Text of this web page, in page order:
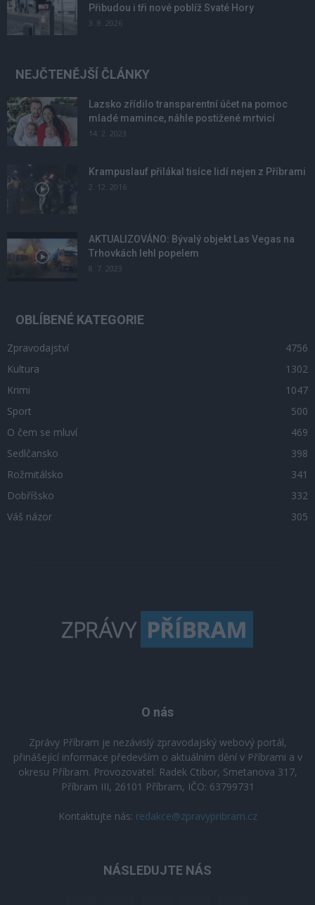
Přibudou i tři nové poblíž Svaté Hory
3. 8. 2026
NEJČTENĚJŠÍ ČLÁNKY
Lazsko zřídilo transparentní účet na pomoc
mladé mamince, náhle postižené mrtvicí
14. 2. 2023
Krampuslauf přilákal tisíce lidí nejen z Příbrami
2. 12. 2016
AKTUALIZOVÁNO: Bývalý objekt Las Vegas na
Trhovkách lehl popelem
8. 7. 2023
OBLÍBENÉ KATEGORIE
Zpravodajství
4756
Kultura
1302
Krimi
1047
Sport
500
O čem se mluví
469
Sedlčansko
398
Rožmitálsko
341
Dobříšsko
332
Váš názor
305
O nás
Zprávy Příbram je nezávislý zpravodajský webový portál,
přinášející informace především o aktuálním dění v Příbrami a v
okresu Příbram. Provozovatel: Radek Ctibor, Smetanova 317,
Příbram III, 26101 Příbram, IČO: 63799731
Kontaktujte nás: redakce@zpravypribram.cz
NÁSLEDUJTE NÁS